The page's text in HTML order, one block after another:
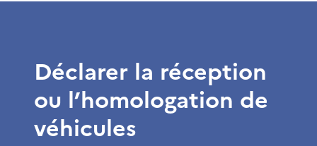
Déclarer la réception
ou l’homologation de
véhicules